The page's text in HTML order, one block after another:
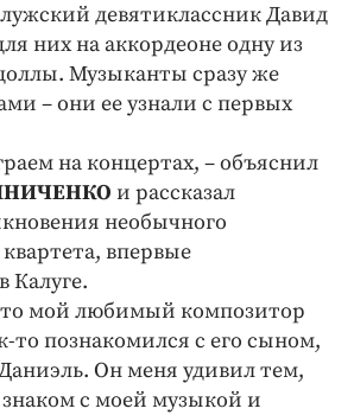
чтиво
года
девятиклассник Давид
них на аккордеоне одну из
Музыканты сразу же
– они ее узнали с первых
на концертах, – объяснил
и рассказал
необычного
впервые
Калуге.
мой любимый композитор
то познакомился с его сыном,
Он меня удивил тем,
знаком с моей музыкой и